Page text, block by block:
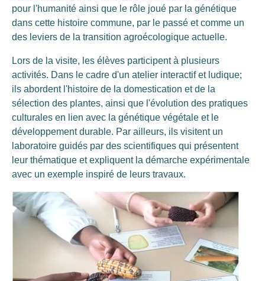
pour l'humanité ainsi que le rôle joué par la génétique
dans cette histoire commune, par le passé et comme un
des leviers de la transition agroécologique actuelle.
Lors de la visite, les élèves participent à plusieurs
activités. Dans le cadre d'un atelier interactif et ludique;
ils abordent l'histoire de la domestication et de la
sélection des plantes, ainsi que l'évolution des pratiques
culturales en lien avec la génétique végétale et le
développement durable. Par ailleurs, ils visitent un
laboratoire guidés par des scientifiques qui présentent
leur thématique et expliquent la démarche expérimentale
avec un exemple inspiré de leurs travaux.